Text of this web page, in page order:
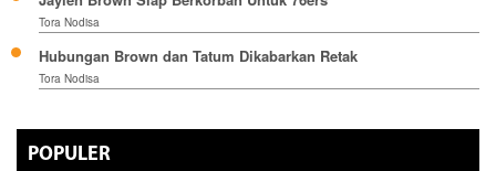
Tora Nodisa
Hubungan Brown dan Tatum Dikabarkan Retak
Tora Nodisa
POPULER